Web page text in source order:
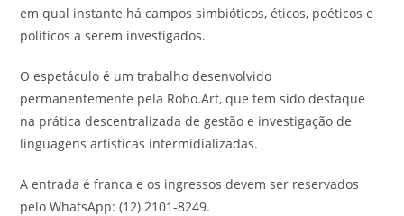
em qual instante há campos simbióticos, éticos, poéticos e
políticos a serem investigados.
O espetáculo é um trabalho desenvolvido
permanentemente pela Robo.Art, que tem sido destaque
na prática descentralizada de gestão e investigação de
linguagens artísticas intermidializadas.
A entrada é franca e os ingressos devem ser reservados
pelo WhatsApp: (12) 2101-8249.